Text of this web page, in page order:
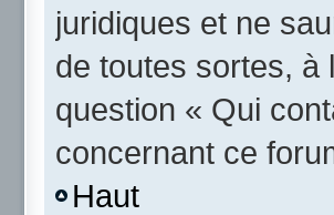
juridiques et ne
de toutes sortes, à
question « Qui
concernant ce
Haut